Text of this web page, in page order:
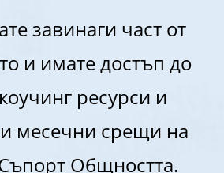
завинаги част от
и имате достъп до
ресурси и
месечни срещи на
Общността.